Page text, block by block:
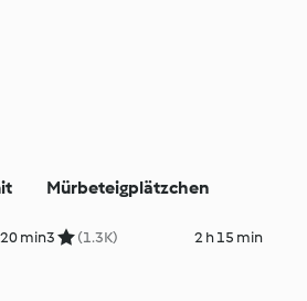
min
Mürbeteigplätzchen
3 (1.3K) 2 h 15 min